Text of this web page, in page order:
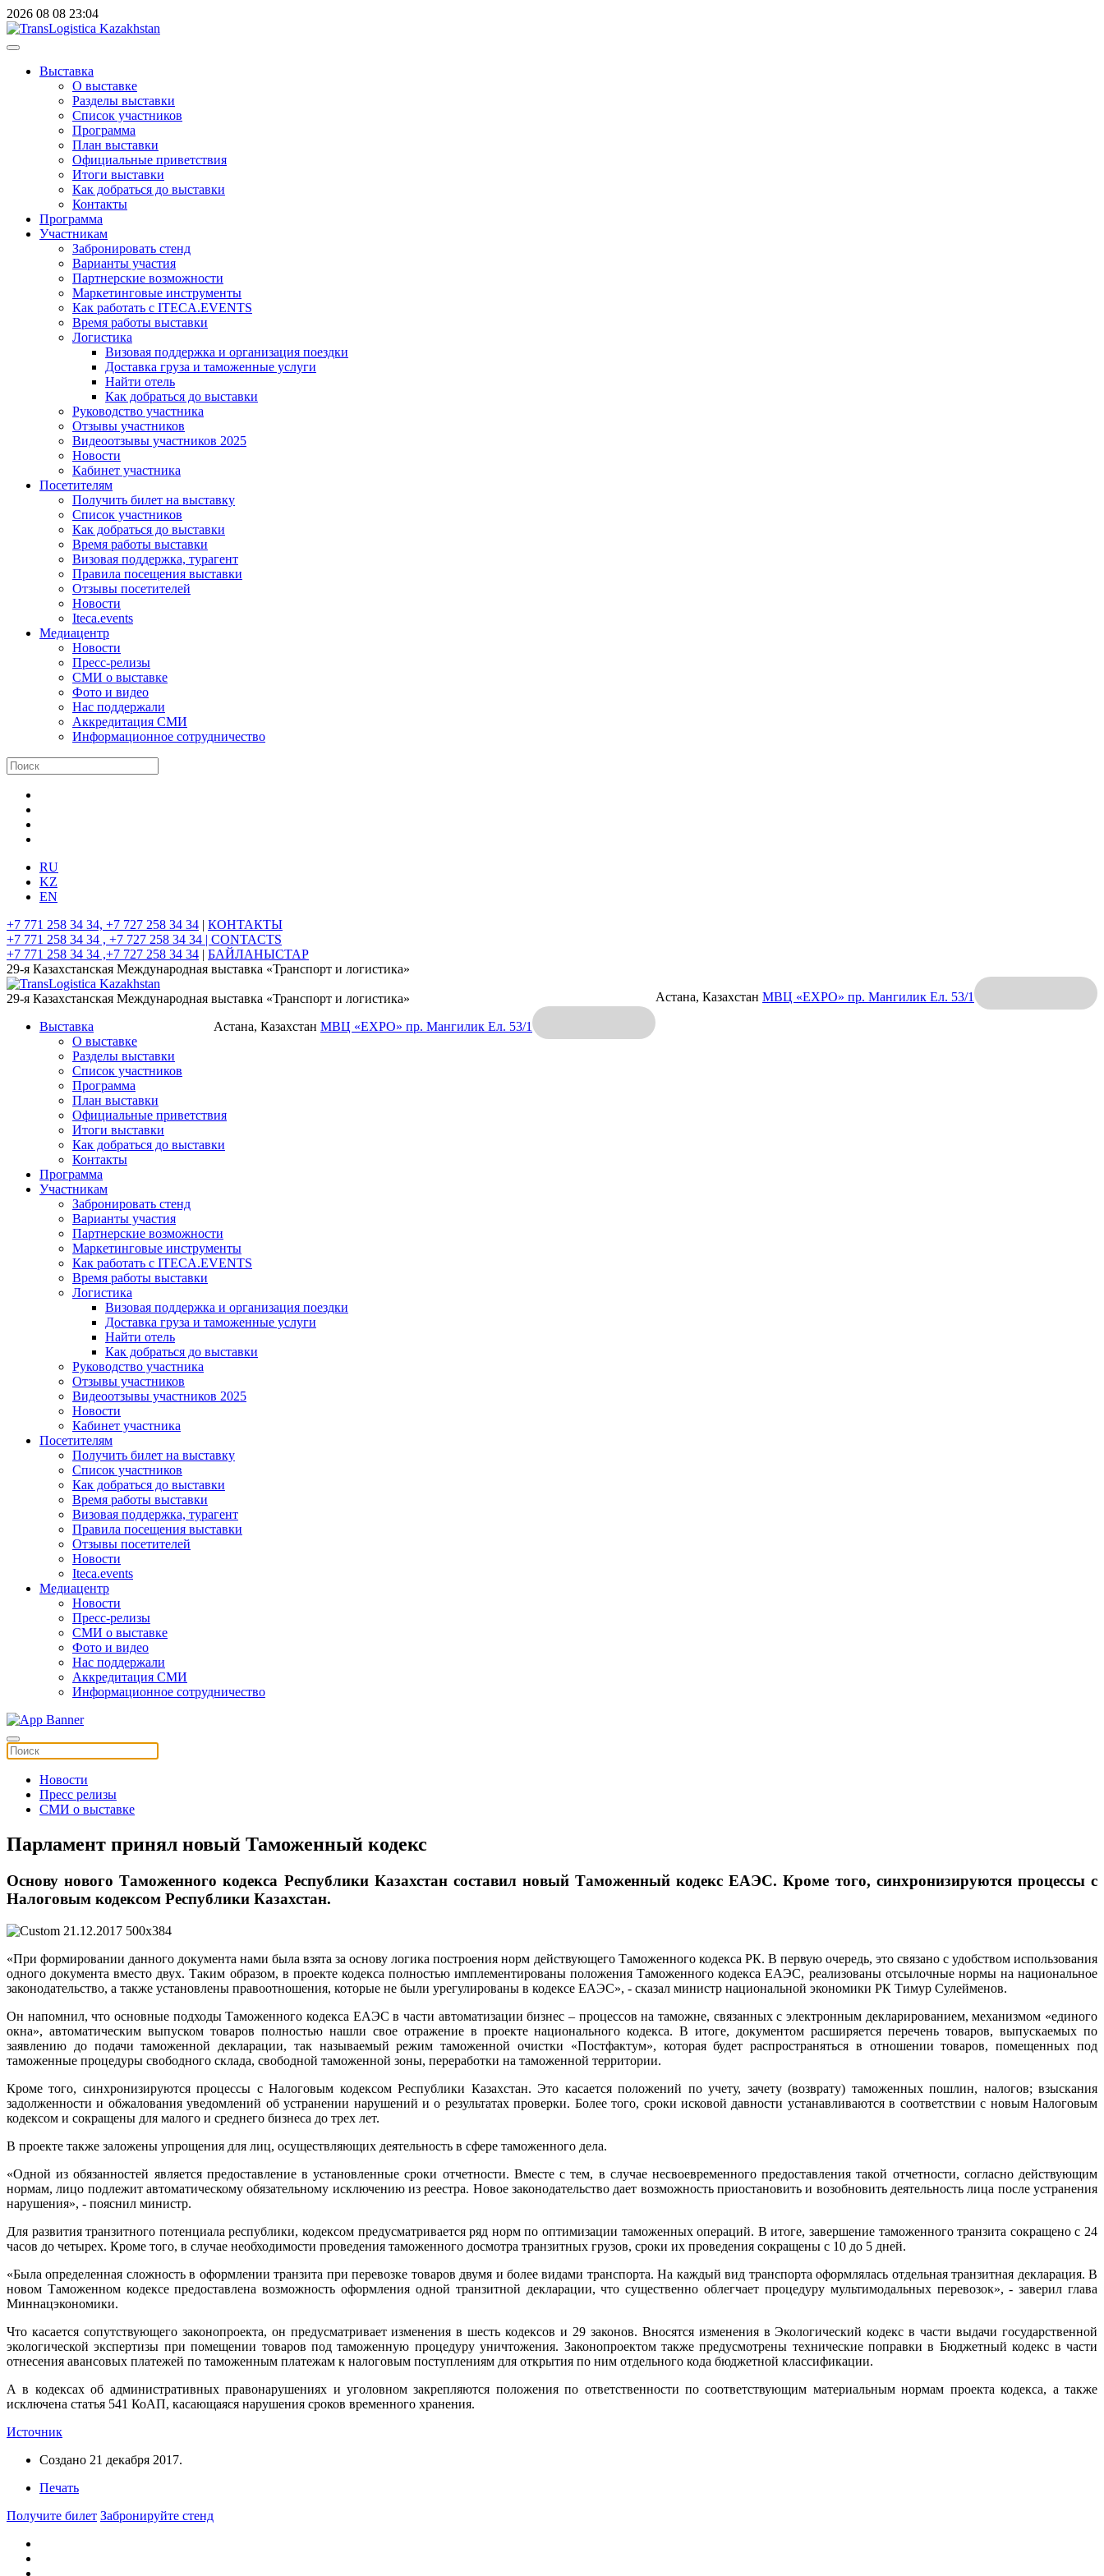
2026 08 08 23:04
Выставка
О выставке
Разделы выставки
Список участников
Программа
План выставки
Официальные приветствия
Итоги выставки
Как добраться до выставки
Контакты
Программа
Участникам
Забронировать стенд
Варианты участия
Партнерские возможности
Маркетинговые инструменты
Как работать с ITECA.EVENTS
Время работы выставки
Логистика
Визовая поддержка и организация поездки
Доставка груза и таможенные услуги
Найти отель
Как добраться до выставки
Руководство участника
Отзывы участников
Видеоотзывы участников 2025
Новости
Кабинет участника
Посетителям
Получить билет на выставку
Список участников
Как добраться до выставки
Время работы выставки
Визовая поддержка, турагент
Правила посещения выставки
Отзывы посетителей
Новости
Iteca.events
Медиацентр
Новости
Пресс-релизы
СМИ о выставке
Фото и видео
Нас поддержали
Аккредитация СМИ
Информационное сотрудничество
RU
KZ
EN
+7 771 258 34 34, +7 727 258 34 34 | КОНТАКТЫ
+7 771 258 34 34 , +7 727 258 34 34 | CONTACTS
+7 771 258 34 34 ,+7 727 258 34 34 | БАЙЛАНЫСТАР
29-я Казахстанская Международная выставка «Транспорт и логистика»
Астана, Казахстан МВЦ «EXPO» пр. Мангилик Ел. 53/1
29-я Казахстанская Международная выставка «Транспорт и логистика»
Астана, Казахстан МВЦ «EXPO» пр. Мангилик Ел. 53/1
Выставка
О выставке
Разделы выставки
Список участников
Программа
План выставки
Официальные приветствия
Итоги выставки
Как добраться до выставки
Контакты
Программа
Участникам
Забронировать стенд
Варианты участия
Партнерские возможности
Маркетинговые инструменты
Как работать с ITECA.EVENTS
Время работы выставки
Логистика
Визовая поддержка и организация поездки
Доставка груза и таможенные услуги
Найти отель
Как добраться до выставки
Руководство участника
Отзывы участников
Видеоотзывы участников 2025
Новости
Кабинет участника
Посетителям
Получить билет на выставку
Список участников
Как добраться до выставки
Время работы выставки
Визовая поддержка, турагент
Правила посещения выставки
Отзывы посетителей
Новости
Iteca.events
Медиацентр
Новости
Пресс-релизы
СМИ о выставке
Фото и видео
Нас поддержали
Аккредитация СМИ
Информационное сотрудничество
Новости
Пресс релизы
СМИ о выставке
Парламент принял новый Таможенный кодекс
Основу нового Таможенного кодекса Республики Казахстан составил новый Таможенный кодекс ЕАЭС. Кроме того, синхронизируются процессы с
Налоговым кодексом Республики Казахстан.
«При формировании данного документа нами была взята за основу логика построения норм действующего Таможенного кодекса РК. В первую очередь, это связано с удобством использования
одного документа вместо двух. Таким образом, в проекте кодекса полностью имплементированы положения Таможенного кодекса ЕАЭС, реализованы отсылочные нормы на национальное
законодательство, а также установлены правоотношения, которые не были урегулированы в кодексе ЕАЭС», - сказал министр национальной экономики РК Тимур Сулейменов.
Он напомнил, что основные подходы Таможенного кодекса ЕАЭС в части автоматизации бизнес – процессов на таможне, связанных с электронным декларированием, механизмом «единого
окна», автоматическим выпуском товаров полностью нашли свое отражение в проекте национального кодекса. В итоге, документом расширяется перечень товаров, выпускаемых по
заявлению до подачи таможенной декларации, так называемый режим таможенной очистки «Постфактум», которая будет распространяться в отношении товаров, помещенных под
таможенные процедуры свободного склада, свободной таможенной зоны, переработки на таможенной территории.
Кроме того, синхронизируются процессы с Налоговым кодексом Республики Казахстан. Это касается положений по учету, зачету (возврату) таможенных пошлин, налогов; взыскания
задолженности и обжалования уведомлений об устранении нарушений и о результатах проверки. Более того, сроки исковой давности устанавливаются в соответствии с новым Налоговым
кодексом и сокращены для малого и среднего бизнеса до трех лет.
В проекте также заложены упрощения для лиц, осуществляющих деятельность в сфере таможенного дела.
«Одной из обязанностей является предоставление в установленные сроки отчетности. Вместе с тем, в случае несвоевременного предоставления такой отчетности, согласно действующим
нормам, лицо подлежит автоматическому обязательному исключению из реестра. Новое законодательство дает возможность приостановить и возобновить деятельность лица после устранения
нарушения», - пояснил министр.
Для развития транзитного потенциала республики, кодексом предусматривается ряд норм по оптимизации таможенных операций. В итоге, завершение таможенного транзита сокращено с 24
часов до четырех. Кроме того, в случае необходимости проведения таможенного досмотра транзитных грузов, сроки их проведения сокращены с 10 до 5 дней.
«Была определенная сложность в оформлении транзита при перевозке товаров двумя и более видами транспорта. На каждый вид транспорта оформлялась отдельная транзитная декларация. В
новом Таможенном кодексе предоставлена возможность оформления одной транзитной декларации, что существенно облегчает процедуру мультимодальных перевозок», - заверил глава
Миннацэкономики.
Что касается сопутствующего законопроекта, он предусматривает изменения в шесть кодексов и 29 законов. Вносятся изменения в Экологический кодекс в части выдачи государственной
экологической экспертизы при помещении товаров под таможенную процедуру уничтожения. Законопроектом также предусмотрены технические поправки в Бюджетный кодекс в части
отнесения авансовых платежей по таможенным платежам к налоговым поступлениям для открытия по ним отдельного кода бюджетной классификации.
А в кодексах об административных правонарушениях и уголовном закрепляются положения по ответственности по соответствующим материальным нормам проекта кодекса, а также
исключена статья 541 КоАП, касающаяся нарушения сроков временного хранения.
Источник
Создано 21 декабря 2017.
Печать
Получите билет Забронируйте стенд